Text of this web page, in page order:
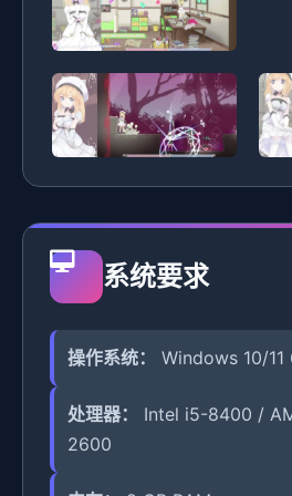
系统要求
操作系统： Windows 10/11
处理器：
Intel i5-8400 /
2600